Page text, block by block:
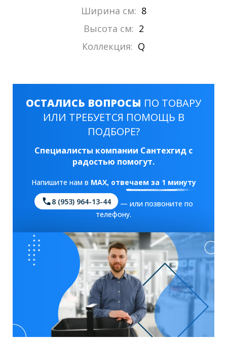
Ширина см: 8
Высота см: 2
Коллекция: Q
ОСТАЛИСЬ ВОПРОСЫ ПО ТОВАРУ
ИЛИ ТРЕБУЕТСЯ ПОМОЩЬ В
ПОДБОРЕ?
Специалисты компании Сантехгид с
радостью помогут.
Напишите нам в MAX, отвечаем за 1 минуту
8 (953) 964-13-44
— или позвоните по
телефону.